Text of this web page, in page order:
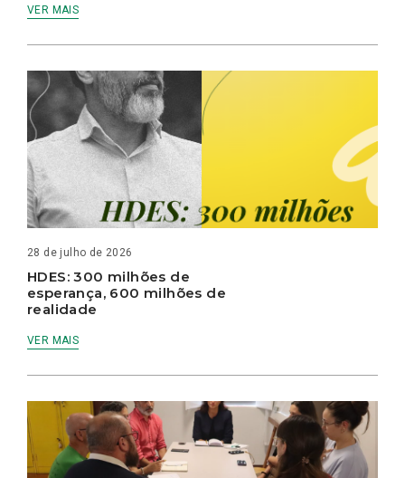
VER MAIS
28 de julho de 2026
HDES: 300 milhões de
esperança, 600 milhões de
realidade
VER MAIS